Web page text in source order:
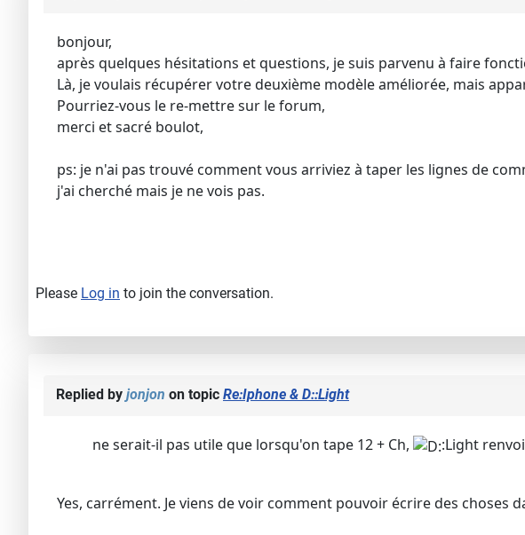
bonjour,
après quelques hésitations et questions, je suis parvenu à faire
Là, je voulais récupérer votre deuxième modèle améliorée, mais
Pourriez-vous le re-mettre sur le forum,
merci et sacré boulot,
ps: je n'ai pas trouvé comment vous arriviez à taper les lignes de
j'ai cherché mais je ne vois pas.
Please Log in to join the conversation.
Replied by jonjon on topic Re:Iphone & D::Light
ne serait-il pas utile que lorsqu'on tape 12 + Ch, :Light
Yes, carrément. Je viens de voir comment pouvoir écrire des choses